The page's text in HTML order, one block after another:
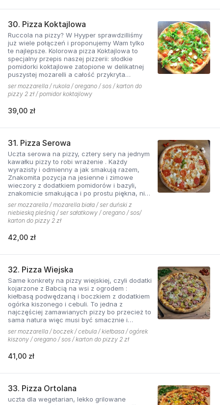
30. Pizza Koktajlowa
Ruccola na pizzy? W Hyyper sprawdzilliśmy
już wiele połączeń i proponujemy Wam tylko
te najlepsze. Kolorowa pizza Koktajlowa to
specjalny przepis naszej pizzerii: słodkie
pomidorki koktajlowe zatopione w delikatnej
puszystej mozarelli a całość przykryta
ostrawą w smaku sałatą! To bardzo włoska w
smaku i wyglądzie pizza.
ser mozzarella / rukola / oregano / sos / karton do
pizzy 2 zł / pomidor koktajlowy
39,00 zł
31. Pizza Serowa
Uczta serowa na pizzy, cztery sery na jednym
kawałku pizzy to robi wrażenie . Każdy
wyrazisty i odmienny a jak smakują razem,
Znakomita pozycja na jesienne i zimowe
wieczory z dodatkiem pomidorów i bazyli,
znakomicie smakująca i po prostu piękna, nie
sposób się oprzeć pokusie .
ser mozzarella / mozarella biała / ser duński z
niebieską pleśnią / ser sałatkowy / oregano / sos/
karton do pizzy 2 zł
42,00 zł
32. Pizza Wiejska
Same konkrety na pizzy wiejskiej, czyli dodatki
kojarzone z Babcią na wsi z ogrodem :
kiełbasą podwędzaną i boczkiem z dodatkiem
ogórka kiszonego i cebuli. To jedna z
najczęściej zamawianych pizzy bo przecież to
sama natura więc musi być smacznie i
naturalne . Najlepsza jest z sosem ostrym
pomidorowym!
ser mozzarella / boczek / cebula / kiełbasa / ogórek
kiszony / oregano / sos / karton do pizzy 2 zł
41,00 zł
33. Pizza Ortolana
uczta dla wegetarian, lekko grilowane